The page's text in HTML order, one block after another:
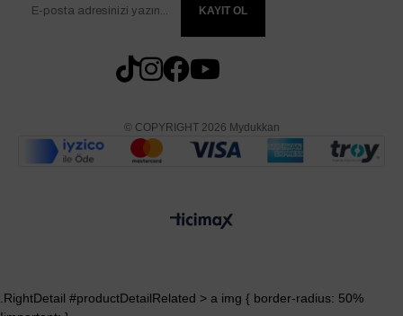
KAYIT OL
© COPYRIGHT 2026 Mydukkan
.RightDetail #productDetailRelated > a img { border-radius: 50%